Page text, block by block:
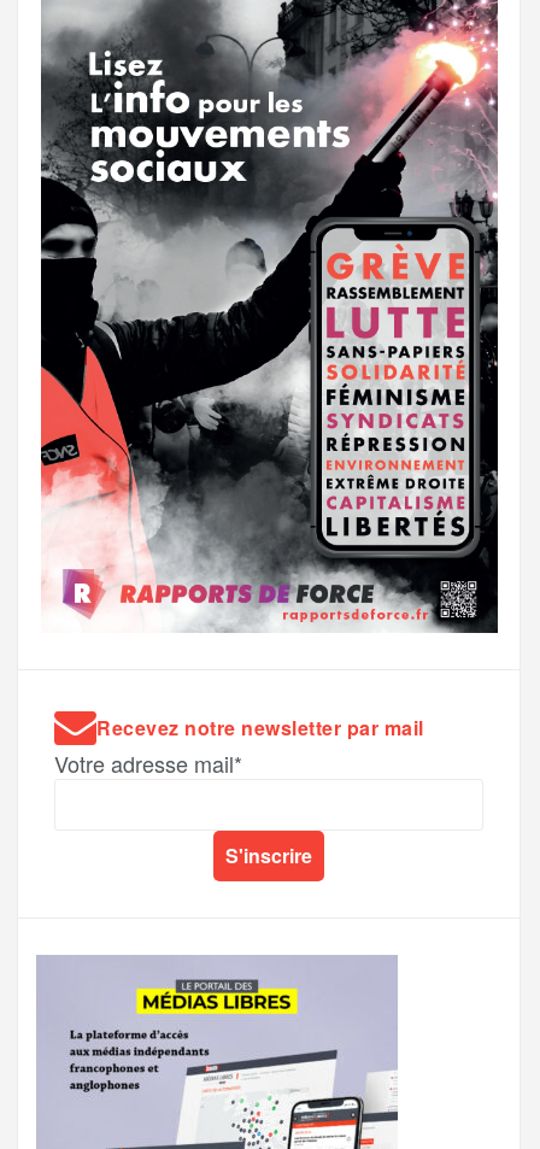
m
e
r
Recevez notre newsletter par mail
Votre adresse mail*